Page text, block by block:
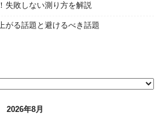
失敗しない測り方を解説
がる話題と避けるべき話題
2026年8月